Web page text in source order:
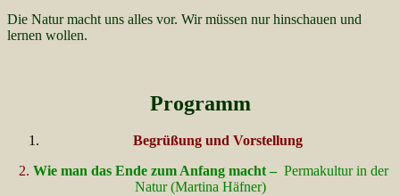
Die Natur macht uns alles vor. Wir müssen nur hinschauen und
lernen wollen.
Programm
Begrüßung und Vorstellung
2. Wie man das Ende zum Anfang macht – Permakultur in der
Natur (Martina Häfner)